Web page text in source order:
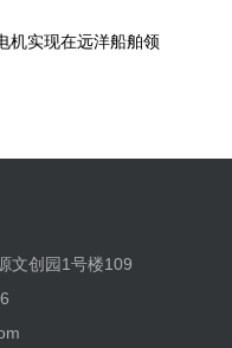
实现在远洋船舶领
文创园1号楼109